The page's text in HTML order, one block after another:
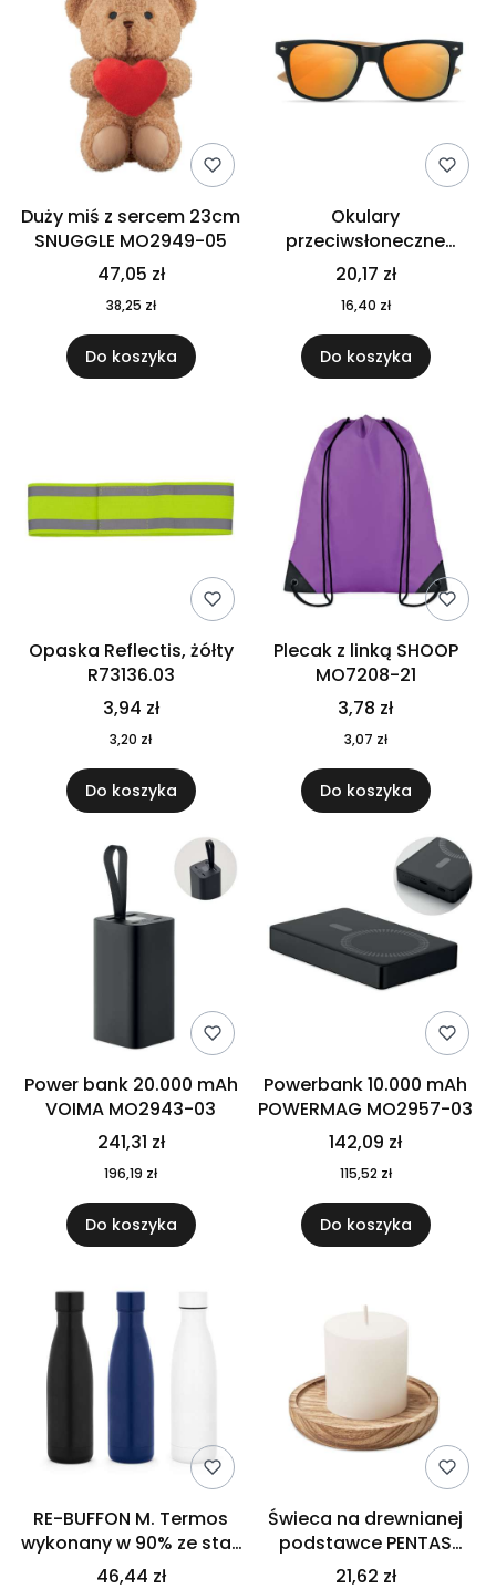
Duży miś z sercem 23cm
SNUGGLE MO2949-05
47,05 zł
38,25 zł
Do koszyka
Okulary
przeciwsłoneczne
CALIFORNIA TOUCH
MO9617-10
20,17 zł
16,40 zł
Do koszyka
Opaska Reflectis, żółty
R73136.03
3,94 zł
3,20 zł
Do koszyka
Plecak z linką SHOOP
MO7208-21
3,78 zł
3,07 zł
Do koszyka
Power bank 20.000 mAh
VOIMA MO2943-03
241,31 zł
196,19 zł
Do koszyka
Powerbank 10.000 mAh
POWERMAG MO2957-03
142,09 zł
115,52 zł
Do koszyka
RE-BUFFON M. Termos
wykonany w 90% ze stali
nierdzewnej
46,44 zł
Świeca na drewnianej
podstawce PENTAS
MO6282-40
21,62 zł